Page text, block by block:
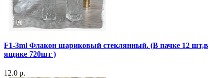
F1-3ml Флакон шариковый стеклянный. (В пачке 12 шт,в
ящике 720шт )
12.0 р.